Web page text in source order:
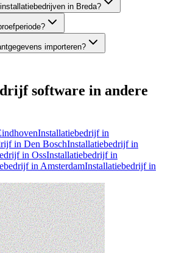
in Breda?
importeren?
software in andere
Installatiebedrijfin
in Den BoschInstallatiebedrijfin
in OssInstallatiebedrijfin
in AmsterdamInstallatiebedrijfin